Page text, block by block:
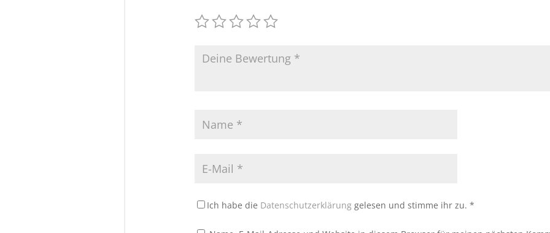
Ich habe die Datenschutzerklärung gelesen und stimme ihr zu. *